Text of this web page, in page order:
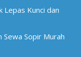
Lepas Kunci dan
Sewa Sopir Murah